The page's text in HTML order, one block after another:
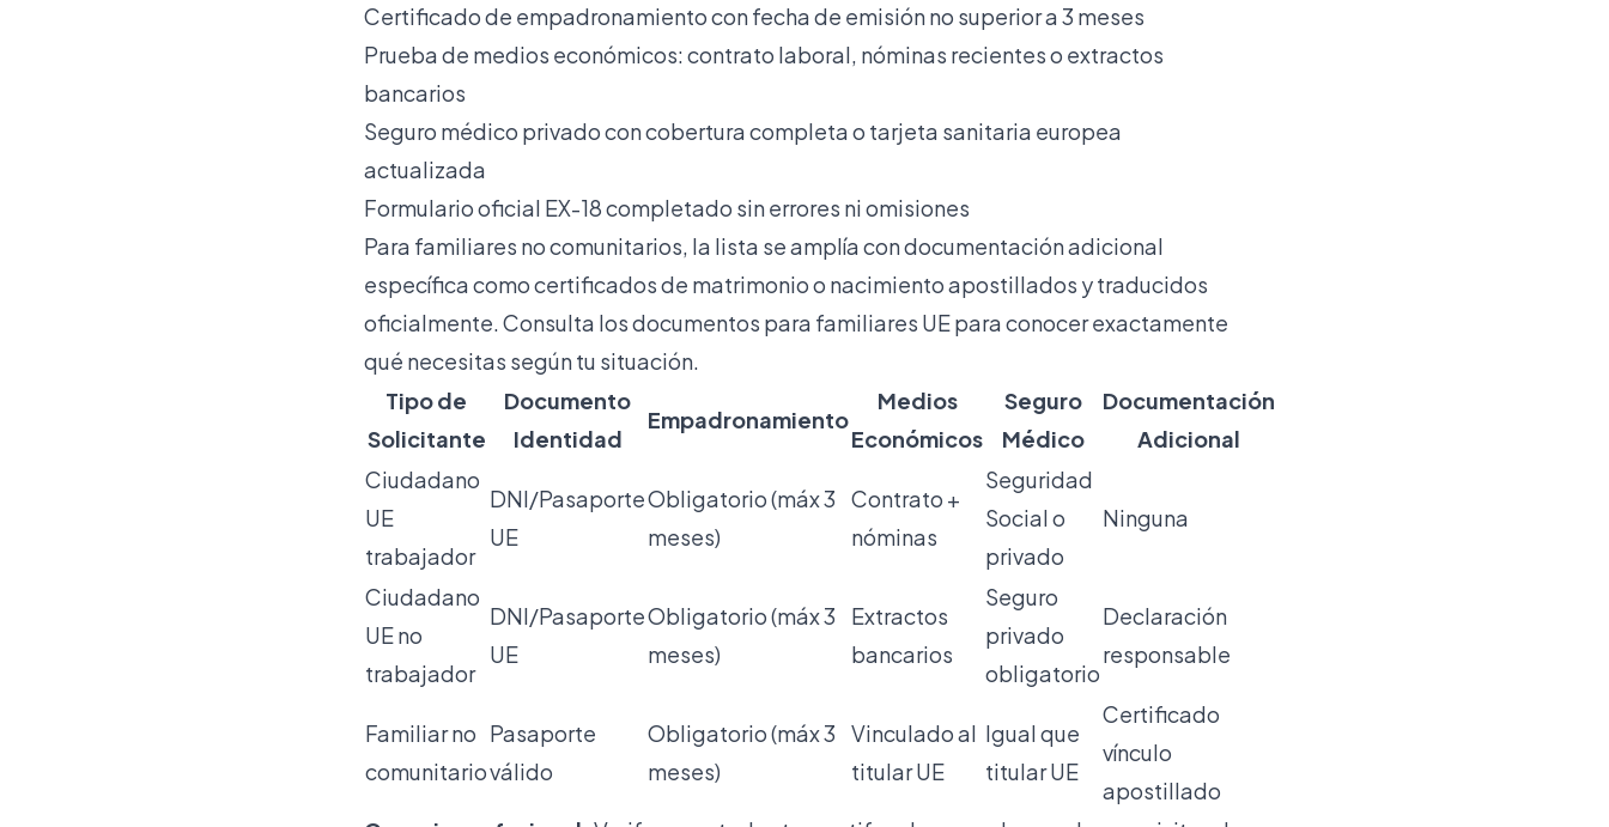
Certificado de empadronamiento con fecha de emisión no superior a 3 meses
Prueba de medios económicos: contrato laboral, nóminas recientes o extractos
bancarios
Seguro médico privado con cobertura completa o tarjeta sanitaria europea
actualizada
Formulario oficial EX-18 completado sin errores ni omisiones
Para familiares no comunitarios, la lista se amplía con documentación adicional
específica como certificados de matrimonio o nacimiento apostillados y traducidos
oficialmente. Consulta losdocumentos para familiares UEpara conocer exactamente
qué necesitas según tu situación.
Tipo de
Solicitante
Documento
Identidad
Empadronamiento
Medios
Económicos
Seguro
Médico
Documentación
Adicional
Ciudadano
UE
trabajador
DNI/Pasaporte
UE
Obligatorio (máx 3
meses)
Contrato +
nóminas
Seguridad
Social o
privado
Ninguna
Ciudadano
UE no
trabajador
DNI/Pasaporte
UE
Obligatorio (máx 3
meses)
Extractos
bancarios
Seguro
privado
obligatorio
Declaración
responsable
Familiar no
comunitario
Pasaporte
válido
Obligatorio (máx 3
meses)
Vinculado al
titular UE
Igual que
titular UE
Certificado
vínculo
apostillado